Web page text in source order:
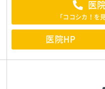
医
「ココシカ！を
医院HP